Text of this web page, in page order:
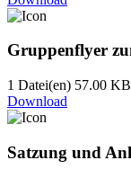
Gruppenflyer
1 Datei(en) 57.00 KB
Download
Satzung und